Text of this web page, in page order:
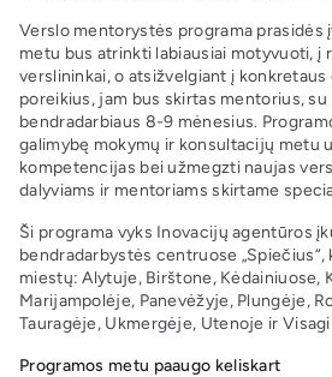
Verslo mentorystės programa prasidės
metu bus atrinkti labiausiai motyvuoti, į
verslininkai, o atsižvelgiant į
poreikius, jam bus skirtas mentorius,
bendradarbiaus 8-9 mėnesius.
galimybę mokymų ir konsultacijų metu
kompetencijas bei užmegzti naujas
dalyviams ir mentoriams skirtame
Ši programa vyks Inovacijų agentūros
bendradarbystės centruose
miestų: Alytuje, Birštone, Kėdainiuose,
Marijampolėje, Panevėžyje, Plungėje,
Tauragėje, Ukmergėje, Utenoje ir
Programos metu paaugo keliskart